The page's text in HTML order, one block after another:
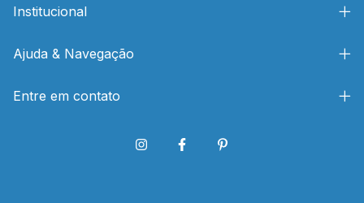
Institucional
Ajuda & Navegação
Entre em contato